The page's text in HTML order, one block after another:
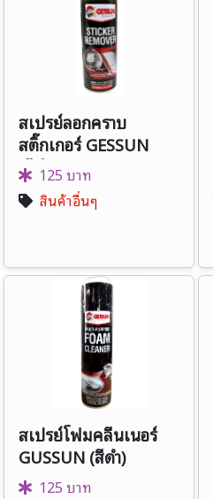
สเปรย์ลอกคราบ
สติ๊กเกอร์ GESSUN
(สีดำ)125 บาท
สินค้าอื่นๆ
สเปรย์โฟมคลีนเนอร์
GUSSUN (สีดำ)
125 บาท